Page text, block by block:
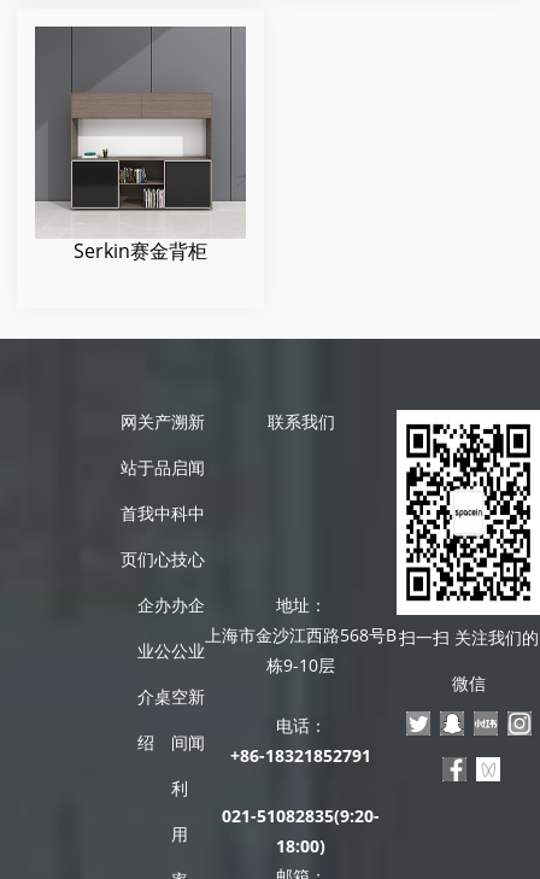
Serkin赛金背柜
网
站
首
页
关
于
我
们
产
品
中
心
溯
启
科
技
新
闻
中
心
联系我们
企
业
介
绍
办
公
桌
办
公
空
间
利
用
企
业
新
闻
地址：
上海市金沙江西路568号B
栋9-10层
电话：
+86-18321852791
021-51082835(9:20-
18:00)
扫一扫 关注我们的
微信